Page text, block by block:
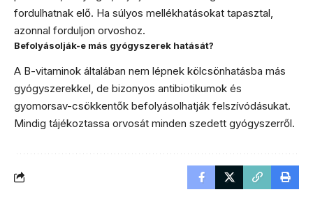
fordulhatnak elő. Ha súlyos mellékhatásokat tapasztal,
azonnal forduljon orvoshoz.
Befolyásolják-e más gyógyszerek hatását?
A B-vitaminok általában nem lépnek kölcsönhatásba más
gyógyszerekkel, de bizonyos antibiotikumok és
gyomorsav-csökkentők befolyásolhatják felszívódásukat.
Mindig tájékoztassa orvosát minden szedett gyógyszerről.